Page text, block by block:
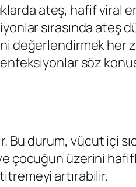
ateş, hafif viral
sırasında ateş
her
söz
durum, vücut içi
çocuğun üzerini
artırabilir.